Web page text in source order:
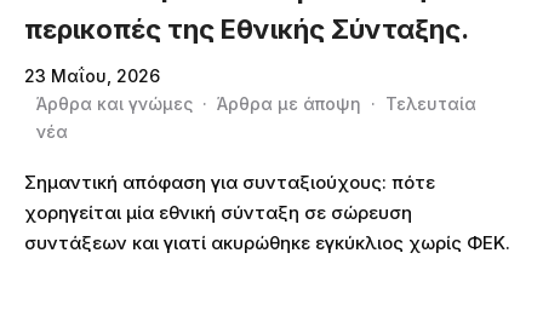
περικοπές της Εθνικής Σύνταξης.
23 Μαΐου, 2026
Άρθρα και γνώμες · Άρθρα με άποψη · Τελευταία
νέα
Σημαντική απόφαση για συνταξιούχους: πότε
χορηγείται μία εθνική σύνταξη σε σώρευση
συντάξεων και γιατί ακυρώθηκε εγκύκλιος χωρίς ΦΕΚ.